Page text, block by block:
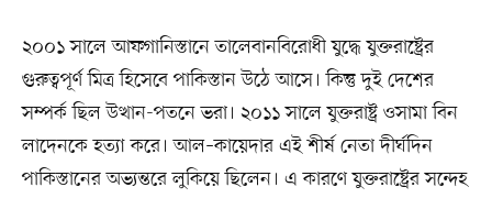
২০০১ সালে আফগানিস্তানে তালেবানবিরোধী যুদ্ধে যুক্তরাষ্ট্রের
গুরুত্বপূর্ণ মিত্র হিসেবে পাকিস্তান উঠে আসে। কিন্তু দুই দেশের
সম্পর্ক ছিল উত্থান-পতনে ভরা। ২০১১ সালে যুক্তরাষ্ট্র ওসামা বিন
লাদেনকে হত্যা করে। আল–কায়েদার এই শীর্ষ নেতা দীর্ঘদিন
পাকিস্তানের অভ্যন্তরে লুকিয়ে ছিলেন। এ কারণে যুক্তরাষ্ট্রের সন্দেহ